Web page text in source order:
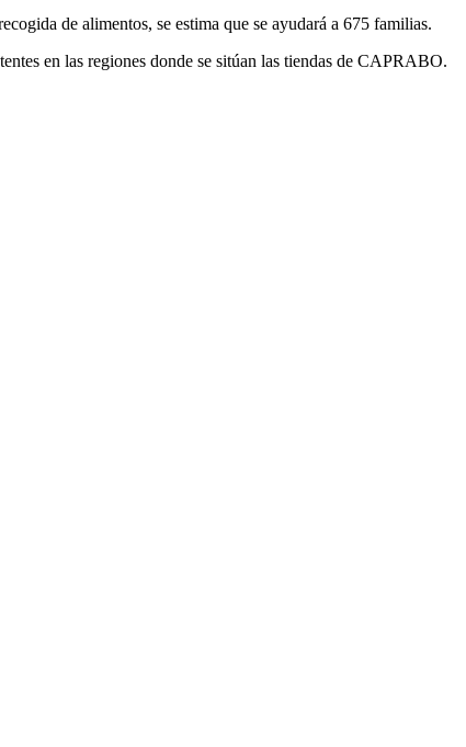
de alimentos, se estima que se ayudará a 675 familias.
en las regiones donde se sitúan las tiendas de CAPRABO.